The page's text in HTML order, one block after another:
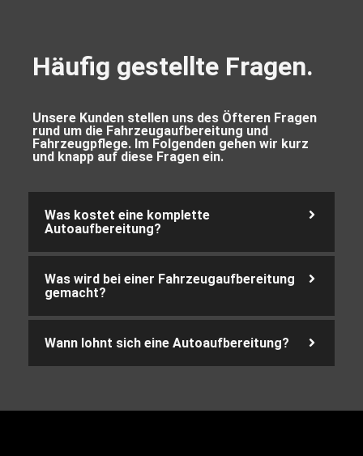
Häufig gestellte Fragen.
Unsere Kunden stellen uns des Öfteren Fragen
rund um die Fahrzeugaufbereitung und
Fahrzeugpflege. Im Folgenden gehen wir kurz
und knapp auf diese Fragen ein.
Was kostet eine komplette
Autoaufbereitung?
Was wird bei einer Fahrzeugaufbereitung
gemacht?
Wann lohnt sich eine Autoaufbereitung?